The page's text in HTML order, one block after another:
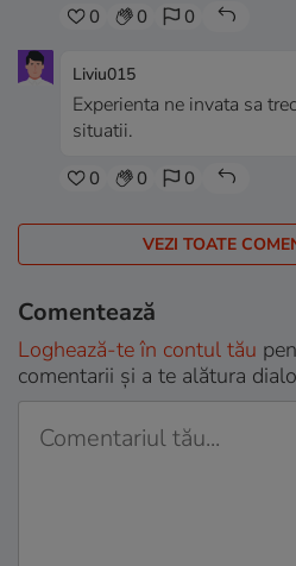
0 0 0
Liviu015
Experienta ne invata sa
situatii.
0 0 0
VEZI TOATE
Comentează
Loghează-te în contul tău
comentarii și a te alătura